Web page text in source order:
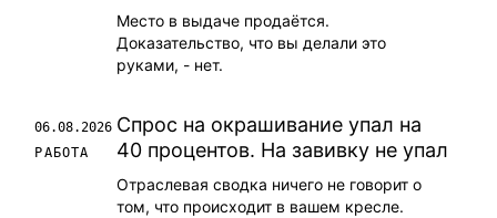
Место в выдаче продаётся.
Доказательство, что вы делали это
руками, - нет.
06.08.2026
РАБОТА
Спрос на окрашивание упал на
40 процентов. На завивку не упал
Отраслевая сводка ничего не говорит о
том, что происходит в вашем кресле.